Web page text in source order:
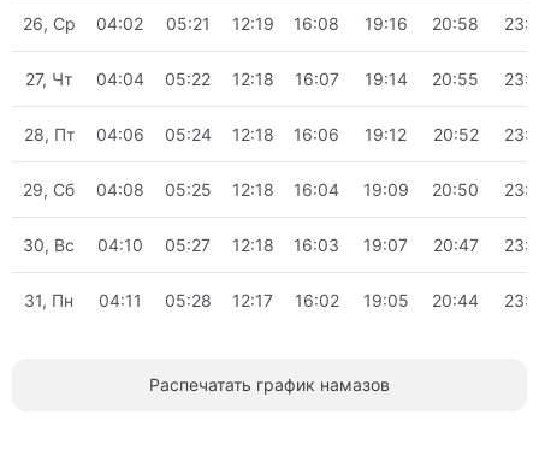
26, Ср 04:02 05:21 12:19 16:08 19:16 20:58
27, Чт 04:04 05:22 12:18 16:07 19:14 20:55
28, Пт 04:06 05:24 12:18 16:06 19:12 20:52
29, Сб 04:08 05:25 12:18 16:04 19:09 20:50
30, Вс 04:10 05:27 12:18 16:03 19:07 20:47
31, Пн 04:11 05:28 12:17 16:02 19:05 20:44
Распечатать график намазов